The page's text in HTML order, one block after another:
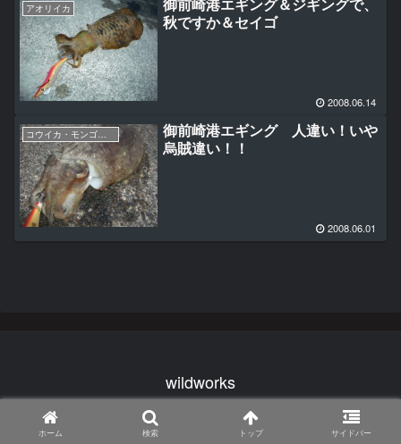
アオリイカ
秋ですか＆セイゴ
2008.06.14
御前崎港エギング 人違い！いや
烏賊違い！！
2008.06.01
wildworks
© 2024 wildworks.
ホーム 検索 トップ サイドバー